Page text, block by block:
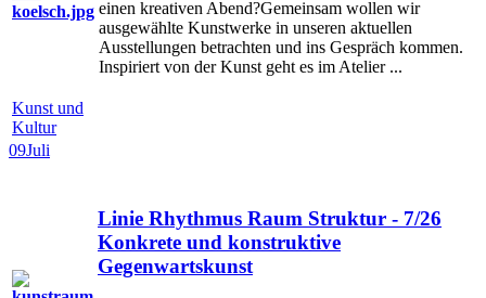
einen kreativen Abend?Gemeinsam wollen wir
ausgewählte Kunstwerke in unseren aktuellen
Ausstellungen betrachten und ins Gespräch kommen.
Inspiriert von der Kunst geht es im Atelier ...
Kunst und
Kultur
09Juli
Linie Rhythmus Raum Struktur - 7/26
Konkrete und konstruktive
Gegenwartskunst